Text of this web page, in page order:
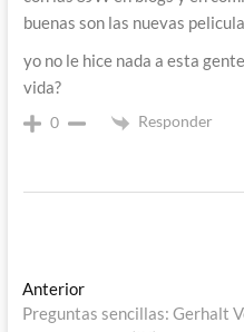
buenas son las nuevas
yo no le hice nada a esta
vida?
0 Responder
Navegación
AnteriorEntrada
anterior:
Preguntas sencillas: Gerhalt